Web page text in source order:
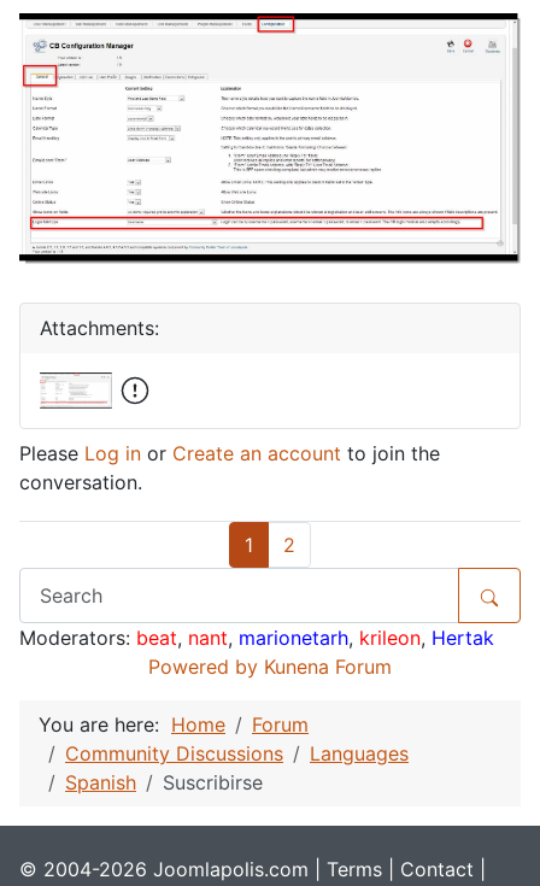
Attachments:
Please Log in or Create an account to join the
conversation.
1 2
Moderators: beat, nant, marionetarh, krileon, Hertak
Powered by Kunena Forum
You are here: Home
Forum
Community Discussions
Languages
Spanish
Suscribirse
© 2004-2026 Joomlapolis.com | Terms Contact